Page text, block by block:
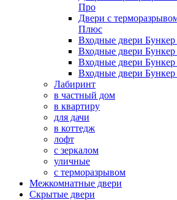
Про
Двери с
Плюс
Входные двери
Входные двери
Входные двери
Входные двери
Лабиринт
в частный дом
в квартиру
для дачи
в коттедж
лофт
с зеркалом
уличные
с терморазрывом
Межкомнатные двери
Скрытые двери